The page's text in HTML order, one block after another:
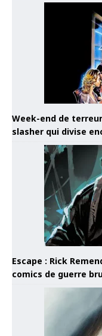
Week-end de
slasher qui divise
Escape : Rick
comics de guerre